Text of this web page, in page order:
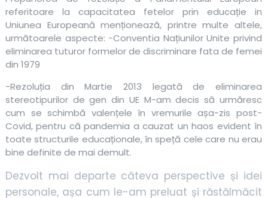
referitoare la capacitatea fetelor prin educație in
Uniunea Europeană menționează, printre multe altele,
următoarele aspecte: -Conventia Națiunilor Unite privind
eliminarea tuturor formelor de discriminare fata de femei
din 1979
-Rezoluția din Martie 2013 legată de eliminarea
stereotipurilor de gen din UE M-am decis să urmăresc
cum se schimbă valențele în vremurile așa-zis post-
Covid, pentru că pandemia a cauzat un haos evident în
toate structurile educaționale, în speță cele care nu erau
bine definite de mai demult.
Dezvolt mai departe câteva perspective și idei
personale, așa cum le-am preluat și răstălmăcit